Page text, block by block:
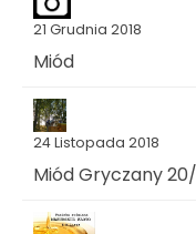
21 Grudnia 2018
Miód
24 Listopada 2018
Miód Gryczany